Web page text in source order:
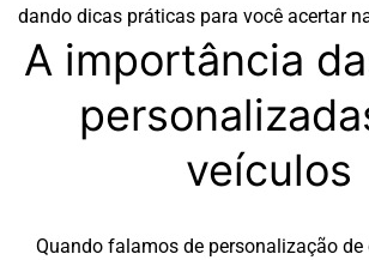
dando dicas práticas para você acertar
A importância
veículos
Quando falamos de personalização de